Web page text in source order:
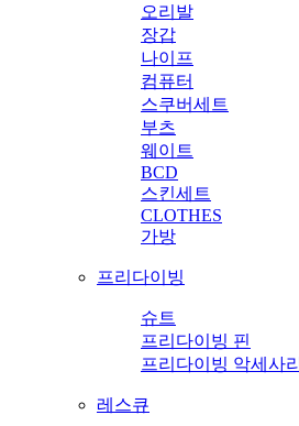
오리발
장갑
나이프
컴퓨터
스쿠버세트
부츠
웨이트
BCD
스킨세트
CLOTHES
가방
프리다이빙
슈트
프리다이빙 핀
프리다이빙 악세사리
레스큐